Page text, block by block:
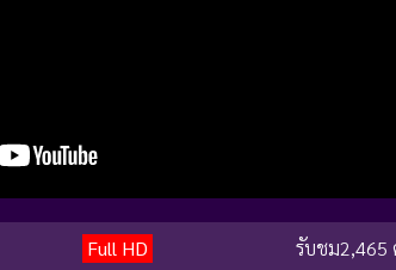
Full HD รับชม2,465